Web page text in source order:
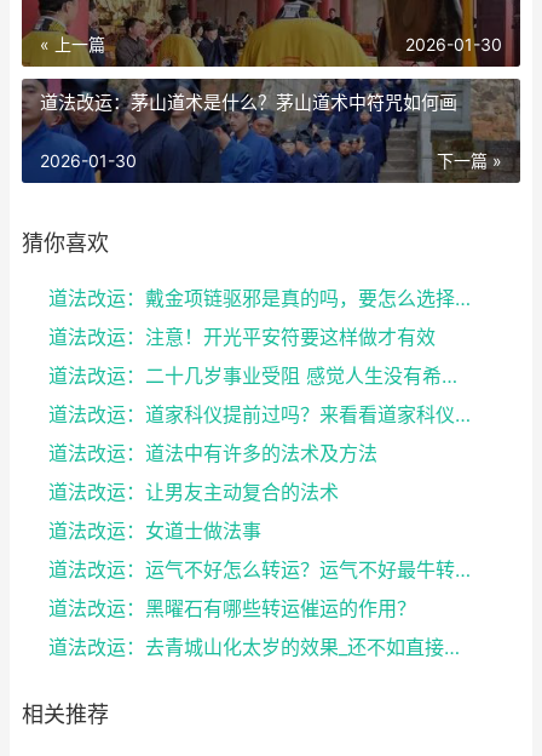
« 上一篇 2026-01-30
道法改运：茅山道术是什么？茅山道术中符咒如何画
下一篇 »
2026-01-30
猜你喜欢
道法改运：戴金项链驱邪是真的吗，要怎么选择合适的项...
道法改运：注意！开光平安符要这样做才有效
道法改运：二十几岁事业受阻 感觉人生没有希望 教你...
道法改运：道家科仪提前过吗？来看看道家科仪的流程
道法改运：道法中有许多的法术及方法
道法改运：让男友主动复合的法术
道法改运：女道士做法事
道法改运：运气不好怎么转运？运气不好最牛转运方法
道法改运：黑曜石有哪些转运催运的作用？
道法改运：去青城山化太岁的效果_还不如直接做法事
相关推荐